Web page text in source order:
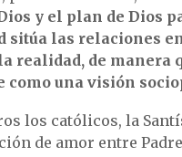
y el plan de Dios
sitúa las relaciones
realidad, de manera
como una visión
los católicos, la
de amor entre